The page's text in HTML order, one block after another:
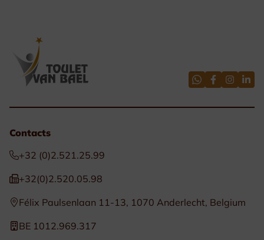
Contacts
+32 (0)2.521.25.99
+32(0)2.520.05.98
Félix Paulsenlaan 11-13, 1070 Anderlecht, Belgium
BE 1012.969.317